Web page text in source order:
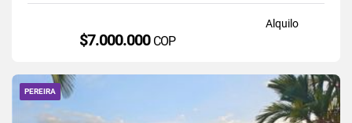
Alquilo
$7.000.000 COP
PEREIRA